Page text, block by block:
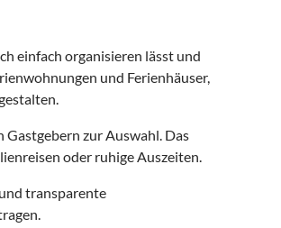
einfach organisieren lässt und
und Ferienhäuser,
zur Auswahl. Das
oder ruhige Auszeiten.
transparente